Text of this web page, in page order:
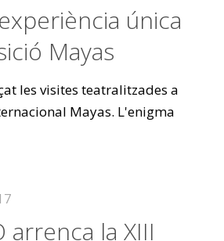
única
Mayas
les visites teatralitzades a
Mayas. L'enigma
arrenca la XIII